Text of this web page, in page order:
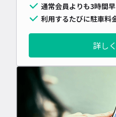
通常会員よりも3時間
利用するたびに駐車料
詳し